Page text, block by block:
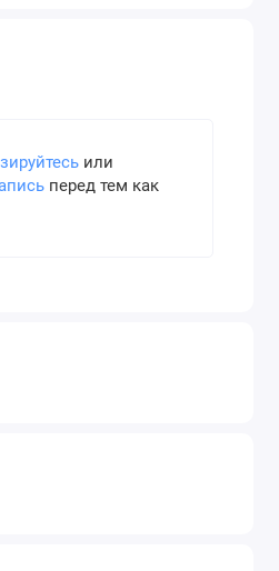
или
перед тем как